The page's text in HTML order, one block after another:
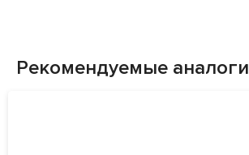
Рекомендуемые аналоги